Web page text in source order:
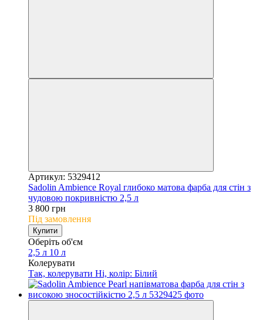
Артикул: 5329412
Sadolin Ambience Royal глибоко матова фарба для стін з
чудовою покривністю 2,5 л
3 800 грн
Під замовлення
Купити
Оберіть об'єм
2,5 л 10 л
Колерувати
Так, колерувати Ні, колір: Білий